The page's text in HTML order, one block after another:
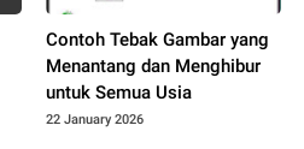
Contoh Tebak Gambar yang
Menantang dan Menghibur
untuk Semua Usia
22 January 2026